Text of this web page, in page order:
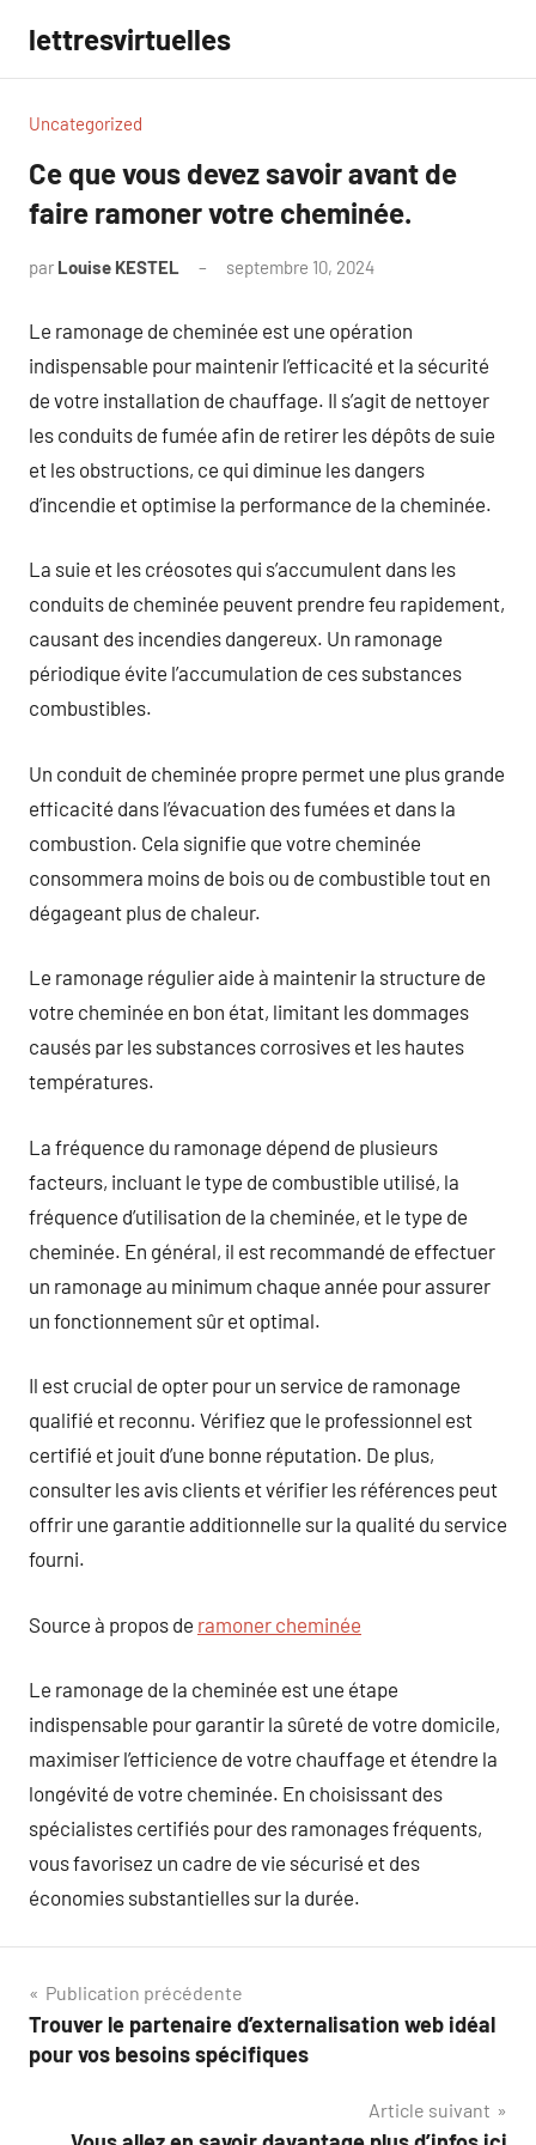
contenu
lettresvirtuelles
Uncategorized
Ce que vous devez savoir avant de
faire ramoner votre cheminée.
par Louise KESTEL septembre 10, 2024
Le ramonage de cheminée est une opération
indispensable pour maintenir l’efficacité et la sécurité
de votre installation de chauffage. Il s’agit de nettoyer
les conduits de fumée afin de retirer les dépôts de suie
et les obstructions, ce qui diminue les dangers
d’incendie et optimise la performance de la cheminée.
La suie et les créosotes qui s’accumulent dans les
conduits de cheminée peuvent prendre feu rapidement,
causant des incendies dangereux. Un ramonage
périodique évite l’accumulation de ces substances
combustibles.
Un conduit de cheminée propre permet une plus grande
efficacité dans l’évacuation des fumées et dans la
combustion. Cela signifie que votre cheminée
consommera moins de bois ou de combustible tout en
dégageant plus de chaleur.
Le ramonage régulier aide à maintenir la structure de
votre cheminée en bon état, limitant les dommages
causés par les substances corrosives et les hautes
températures.
La fréquence du ramonage dépend de plusieurs
facteurs, incluant le type de combustible utilisé, la
fréquence d’utilisation de la cheminée, et le type de
cheminée. En général, il est recommandé de effectuer
un ramonage au minimum chaque année pour assurer
un fonctionnement sûr et optimal.
Il est crucial de opter pour un service de ramonage
qualifié et reconnu. Vérifiez que le professionnel est
certifié et jouit d’une bonne réputation. De plus,
consulter les avis clients et vérifier les références peut
offrir une garantie additionnelle sur la qualité du service
fourni.
Source à propos de ramoner cheminée
Le ramonage de la cheminée est une étape
indispensable pour garantir la sûreté de votre domicile,
maximiser l’efficience de votre chauffage et étendre la
longévité de votre cheminée. En choisissant des
spécialistes certifiés pour des ramonages fréquents,
vous favorisez un cadre de vie sécurisé et des
économies substantielles sur la durée.
Navigation
de
Publication précédente
Trouver le partenaire d’externalisation web idéal
pour vos besoins spécifiques
Article suivant